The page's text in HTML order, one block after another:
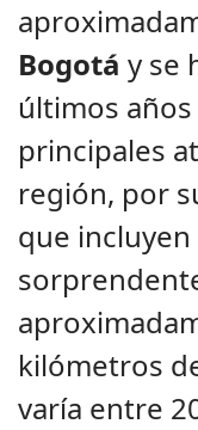
Bogotá y se
últimos
principales
región, por
que
kilómetros
varía entre